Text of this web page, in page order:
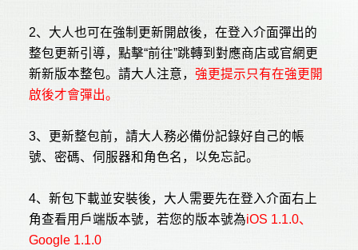
2、大人也可在強制更新開啟後，在登入介面彈出的
整包更新引導，點擊“前往”跳轉到對應商店或官網更
新新版本整包。請大人注意， 強更提示只有在強更開
啟後才會彈出。
3、更新整包前，請大人務必備份記錄好自己的帳
號、密碼、伺服器和角色名，以免忘記。
4、新包下載並安裝後，大人需要先在登入介面右上
角查看用戶端版本號，若您的版本號為iOS 1.1.0、
Google 1.1.0